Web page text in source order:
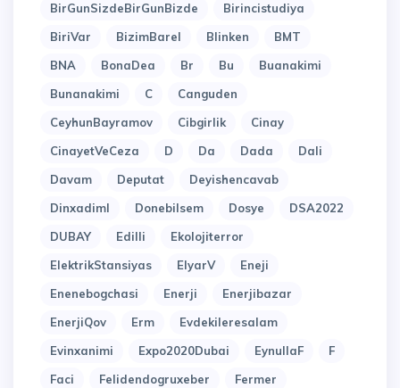
BirGunSizdeBirGunBizde
Birincistudiya
BiriVar
BizimBarel Blinken
BMT
BNA
BonaDea Br Bu
Buanakimi
Bunanakimi
C
Canguden
CeyhunBayramov
Cibgirlik
Cinay
CinayetVeCeza
D Da Dada
Dali
Davam
Deputat
Deyishencavab
Dinxadiml
Donebilsem Dosye
DSA2022
DUBAY
Edilli
Ekolojiterror
ElektrikStansiyas
ElyarV
Eneji
Enenebogchasi
Enerji
Enerjibazar
EnerjiQov
Erm
Evdekileresalam
Evinxanimi
Expo2020Dubai EynullaF
F
Faci
Felidendogruxeber
Fermer